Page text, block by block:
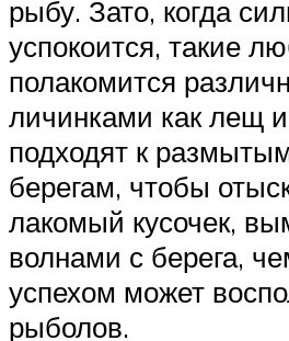
рыбу. Зато, когда
успокоится, такие
полакомится
личинками как лещ
подходят к
берегам, чтобы
лакомый кусочек,
волнами с берега,
успехом может
рыболов.